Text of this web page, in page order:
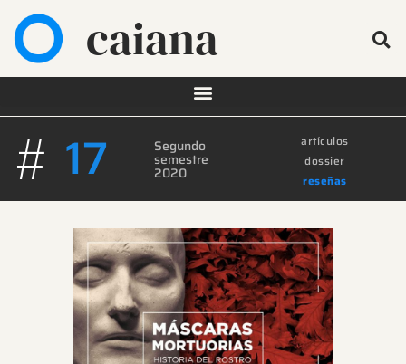
caiana
# 17 Segundo
semestre
2020
artículos
dossier
reseñas